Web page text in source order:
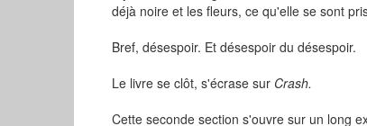
déjà noire et les fleurs, ce qu'elle se sont
Bref, désespoir. Et désespoir du désespoir.
Le livre se clôt, s'écrase sur Crash.
Cette seconde section s'ouvre sur un long